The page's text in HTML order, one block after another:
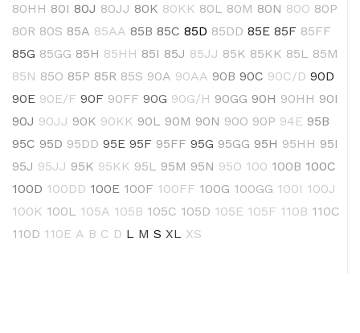
80HH 80I 80J 80JJ 80K 80KK 80L 80M 80N 80O 80P
80R 80S 85A 85AA 85B 85C 85D 85DD 85E 85F 85FF
85G 85GG 85H 85HH 85I 85J 85JJ 85K 85KK 85L 85M
85N 85O 85P 85R 85S 90A 90AA 90B 90C 90C/D 90D
90E 90E/F 90F 90FF 90G 90G/H 90GG 90H 90HH 90I
90J 90JJ 90K 90KK 90L 90M 90N 90O 90P 94E 95B
95C 95D 95DD 95E 95F 95FF 95G 95GG 95H 95HH 95I
95J 95JJ 95K 95KK 95L 95M 95N 95O 100 100B 100C
100D 100DD 100E 100F 100FF 100G 100GG 100I 100J
100K 100L 105A 105B 105C 105D 105E 105F 110B 110C
110D 110E A B C D L M S XL XS